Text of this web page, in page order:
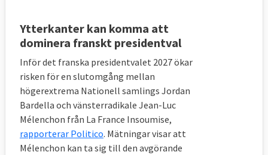
Ytterkanter kan komma att
dominera franskt presidentval
Inför det franska presidentvalet 2027 ökar
risken för en slutomgång mellan
högerextrema Nationell samlings Jordan
Bardella och vänsterradikale Jean-Luc
Mélenchon från La France Insoumise,
rapporterar Politico. Mätningar visar att
Mélenchon kan ta sig till den avgörande